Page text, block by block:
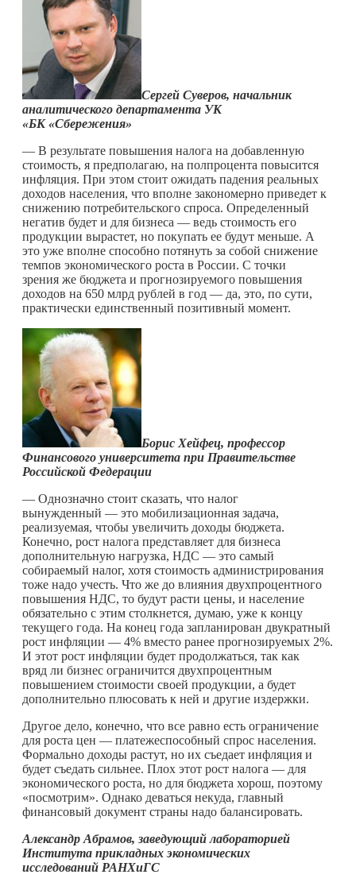
Сергей Суверов, начальник
аналитического департамента УК
«БК «Сбережения»
— В результате повышения налога на добавленную
стоимость, я предполагаю, на полпроцента повысится
инфляция. При этом стоит ожидать падения реальных
доходов населения, что вполне закономерно приведет к
снижению потребительского спроса. Определенный
негатив будет и для бизнеса — ведь стоимость его
продукции вырастет, но покупать ее будут меньше. А
это уже вполне способно потянуть за собой снижение
темпов экономического роста в России. С точки
зрения же бюджета и прогнозируемого повышения
доходов на 650 млрд рублей в год — да, это, по сути,
практически единственный позитивный момент.
Борис Хейфец, профессор
Финансового университета при Правительстве
Российской Федерации
— Однозначно стоит сказать, что налог
вынужденный — это мобилизационная задача,
реализуемая, чтобы увеличить доходы бюджета.
Конечно, рост налога представляет для бизнеса
дополнительную нагрузка, НДС — это самый
собираемый налог, хотя стоимость администрирования
тоже надо учесть. Что же до влияния двухпроцентного
повышения НДС, то будут расти цены, и население
обязательно с этим столкнется, думаю, уже к концу
текущего года. На конец года запланирован двукратный
рост инфляции — 4% вместо ранее прогнозируемых 2%.
И этот рост инфляции будет продолжаться, так как
вряд ли бизнес ограничится двухпроцентным
повышением стоимости своей продукции, а будет
дополнительно плюсовать к ней и другие издержки.
Другое дело, конечно, что все равно есть ограничение
для роста цен — платежеспособный спрос населения.
Формально доходы растут, но их съедает инфляция и
будет съедать сильнее. Плох этот рост налога — для
экономического роста, но для бюджета хорош, поэтому
«посмотрим». Однако деваться некуда, главный
финансовый документ страны надо балансировать.
Александр Абрамов, заведующий лабораторией
Института прикладных экономических
исследований РАНХиГС